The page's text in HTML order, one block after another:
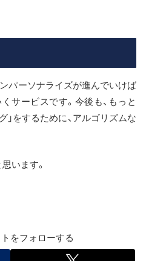
パーソナライズが進んでいけば
サービスです。今後も、もっと
」をするために、アルゴリズムな
います。
をフォローする